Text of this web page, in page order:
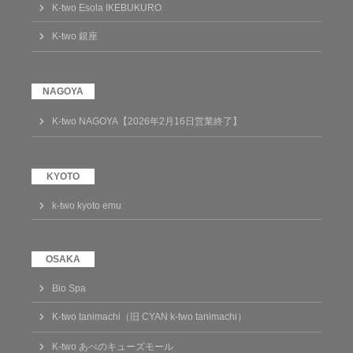
K-two Esola IKEBUKURO
K-two 銀座
K-two NAGOYA【2026年2月16日営業終了】
k-two kyoto emu
Bio Spa
K-two tanimachi（旧 CYAN k-two tanimachi）
K-two あべのキューズモール